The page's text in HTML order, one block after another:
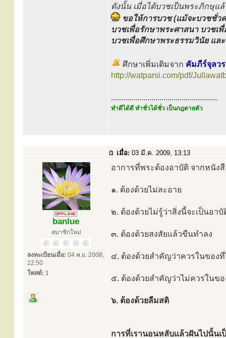
ดังนั้น เมื่อได้บวชเป็นพระภิกษุแ
ขอให้การบวช (แม้จะบวชชั่ว
บวชเพื่อรักษาพระศาสนา บวชเ
บวชเพื่อศึกษาพระธรรมวินัย แล
ศึกษาเพิ่มเติมจาก คัมภีร์จุลว
http://watparsi.com/pdf/
.....................................................
ทำดีได้ดี ทำชั่วได้ชั่ว เป็นกฎตายตัว
เมื่อ: 03 มี.ค. 2009, 13:13
banlue
สมาชิกใหม่
ลงทะเบียนเมื่อ: 04 พ.ย. 2008,
22:50
โพสต์: 1
อาการที่พระต้องอาบัติ จากหนัง
๑. ต้องด้วยไม่ละอาย
๒. ต้องด้วยไม่รู้ว่าสิ่งนี้จะเป็นอาบั
๓. ต้องด้วยสงสัยแล้วขืนทำลง
๔. ต้องด้วยสำคัญว่าควรในของ
๕. ต้องด้วยสำคัญว่าไม่ควรในข
๖. ต้องด้วยลืมสติ
การที่เรานอนหลับแล้วฝันไปนั้น